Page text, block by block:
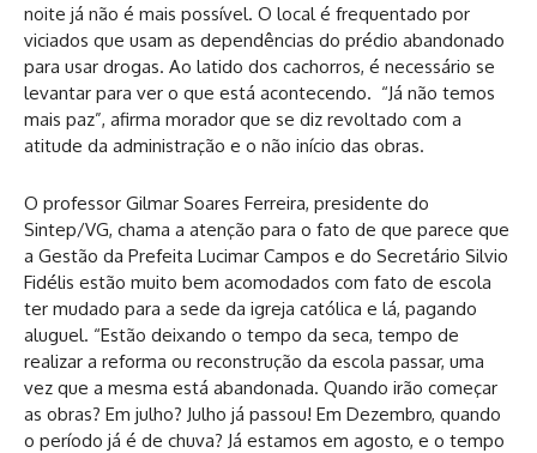
noite já não é mais possível. O local é frequentado por
viciados que usam as dependências do prédio abandonado
para usar drogas. Ao latido dos cachorros, é necessário se
levantar para ver o que está acontecendo. “Já não temos
mais paz”, afirma morador que se diz revoltado com a
atitude da administração e o não início das obras.
O professor Gilmar Soares Ferreira, presidente do
Sintep/VG, chama a atenção para o fato de que parece que
a Gestão da Prefeita Lucimar Campos e do Secretário Silvio
Fidélis estão muito bem acomodados com fato de escola
ter mudado para a sede da igreja católica e lá, pagando
aluguel. “Estão deixando o tempo da seca, tempo de
realizar a reforma ou reconstrução da escola passar, uma
vez que a mesma está abandonada. Quando irão começar
as obras? Em julho? Julho já passou! Em Dezembro, quando
o período já é de chuva? Já estamos em agosto, e o tempo